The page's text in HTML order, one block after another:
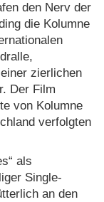
den Nerv der
die Kolumne
zierlichen
Der Film
von Kolumne
verfolgten
als
Single-
an den